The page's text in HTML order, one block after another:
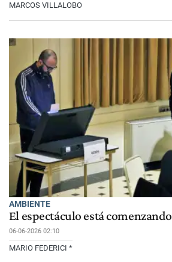
MARCOS VILLALOBO
AMBIENTE
El espectáculo está comenzando
06-06-2026 02:10
MARIO FEDERICI *